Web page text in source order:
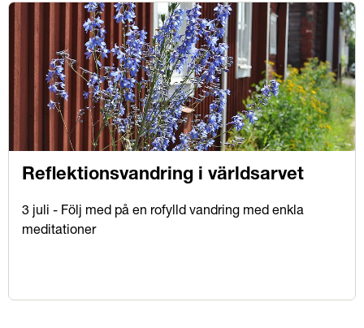
Reflektionsvandring i världsarvet
3 juli - Följ med på en rofylld vandring med enkla
meditationer